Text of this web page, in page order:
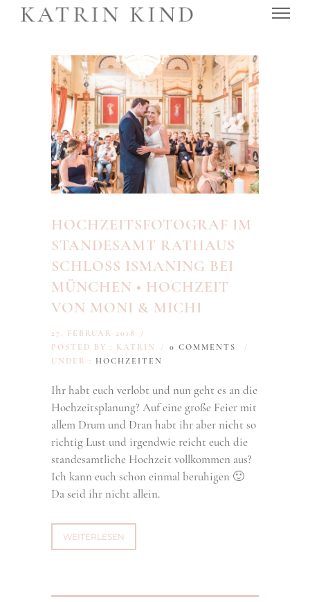
HOCHZEITSFOTOGRAF IM
STANDESAMT RATHAUS
SCHLOSS ISMANING BEI
MÜNCHEN • HOCHZEIT
VON MONI & MICHI
27. FEBRUAR 2018
/
POSTED BY : KATRIN
/ 0 COMMENTS
/
UNDER : HOCHZEITEN
Ihr habt euch verlobt und nun geht es an die
Hochzeitsplanung? Auf eine große Feier mit
allem Drum und Dran habt ihr aber nicht so
richtig Lust und irgendwie reicht euch die
standesamtliche Hochzeit vollkommen aus?
Ich kann euch schon einmal beruhigen 🙂
Da seid ihr nicht allein.
WEITERLESEN